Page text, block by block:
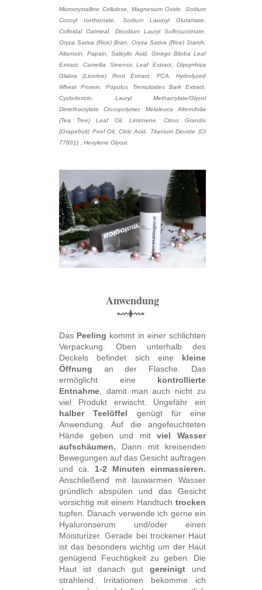
Microcrystalline Cellulose, Magnesium Oxide, Sodium
Cocoyl Isethionate, Sodium Lauroyl Glutamate,
Colloidal Oatmeal, Disodium Lauryl Sulfosuccinate,
Oryza Sativa (Rice) Bran, Oryza Sativa (Rice) Starch,
Allantoin, Papain, Salicylic Acid, Ginkgo Biloba Leaf
Extract, Camellia Sinensis Leaf Extract, Glycyrrhiza
Glabra (Licorice) Root Extract, PCA, Hydrolyzed
Wheat Protein, Populus Tremuloides Bark Extract,
Cyclodextrin, Lauryl Methacrylate/Glycol
Dimethacrylate Crosspolymer, Melaleuca Alternifolia
(Tea Tree) Leaf Oil, Limonene, Citrus Grandis
(Grapefruit) Peel Oil, Citric Acid, Titanium Dioxide (CI
77891) , Hexylene Glycol.
Anwendung
⬳⧫⟿
Das Peeling kommt in einer schlichten
Verpackung. Oben unterhalb des
Deckels befindet sich eine kleine
Öffnung an der Flasche. Das
ermöglicht eine kontrollierte
Entnahme , damit man auch nicht zu
viel Produkt erwischt. Ungefähr ein
halber Teelöffel genügt für eine
Anwendung. Auf die angefeuchteten
Hände geben und mitviel Wasser
aufschäumen. Dann mit kreisenden
Bewegungen auf das Gesicht auftragen
und ca. 1-2 Minuten einmassieren.
Anschließend mit lauwarmen Wasser
gründlich abspülen und das Gesicht
vorsichtig mit einem Handtuch trocken
tupfen. Danach verwende ich gerne ein
Hyaluronserum und/oder einen
Moisturizer. Gerade bei trockener Haut
ist das besonders wichtig um der Haut
genügend Feuchtigkeit zu geben. Die
Haut ist danach gut gereinigt und
strahlend. Irritationen bekomme ich